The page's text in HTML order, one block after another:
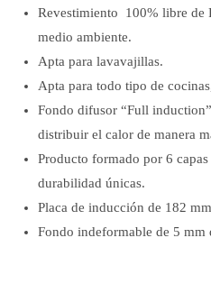
Revestimiento 100% libre de
medio ambiente.
Apta para lavavajillas.
Apta para todo tipo de
Fondo difusor “Full
distribuir el calor de manera
Producto formado por 6
durabilidad únicas.
Placa de inducción de 182
Fondo indeformable de 5 mm